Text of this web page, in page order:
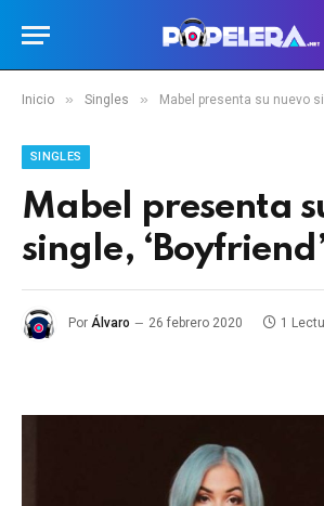
Inicio » Singles » Mabel presenta su nuevo
SINGLES
Mabel presenta
single,
Por Álvaro 26 febrero 2020 1